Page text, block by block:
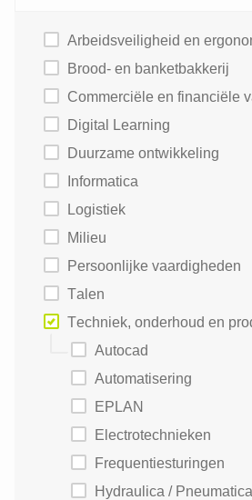
Arbeidsveiligheid en
Brood- en banketbakkerij
Commerciële en financiële
Digital Learning
Duurzame ontwikkeling
Informatica
Logistiek
Milieu
Persoonlijke vaardigheden
Talen
Techniek, onderhoud en
Autocad
Automatisering
EPLAN
Electrotechnieken
Frequentiesturingen
Hydraulica / Pneumatica